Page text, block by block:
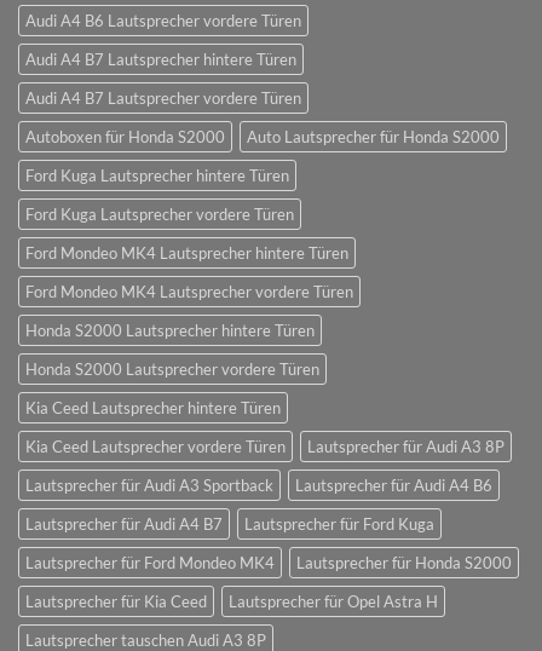
Audi A4 B6 Lautsprecher vordere Türen
Audi A4 B7 Lautsprecher hintere Türen
Audi A4 B7 Lautsprecher vordere Türen
Autoboxen für Honda S2000
Auto Lautsprecher für Honda S2000
Ford Kuga Lautsprecher hintere Türen
Ford Kuga Lautsprecher vordere Türen
Ford Mondeo MK4 Lautsprecher hintere Türen
Ford Mondeo MK4 Lautsprecher vordere Türen
Honda S2000 Lautsprecher hintere Türen
Honda S2000 Lautsprecher vordere Türen
Kia Ceed Lautsprecher hintere Türen
Kia Ceed Lautsprecher vordere Türen
Lautsprecher für Audi A3 8P
Lautsprecher für Audi A3 Sportback
Lautsprecher für Audi A4 B6
Lautsprecher für Audi A4 B7
Lautsprecher für Ford Kuga
Lautsprecher für Ford Mondeo MK4
Lautsprecher für Honda S2000
Lautsprecher für Kia Ceed
Lautsprecher für Opel Astra H
Lautsprecher tauschen Audi A3 8P